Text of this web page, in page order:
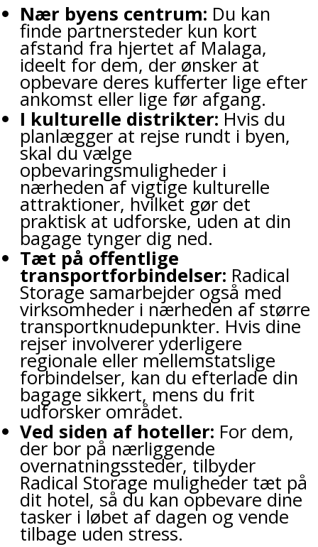
Nær byens centrum: Du kan
finde partnersteder kun kort
afstand fra hjertet af Malaga,
ideelt for dem, der ønsker at
opbevare deres kufferter lige efter
ankomst eller lige før afgang.
I kulturelle distrikter: Hvis du
planlægger at rejse rundt i byen,
skal du vælge
opbevaringsmuligheder i
nærheden af vigtige kulturelle
attraktioner, hvilket gør det
praktisk at udforske, uden at din
bagage tynger dig ned.
Tæt på offentlige
transportforbindelser: Radical
Storage samarbejder også med
virksomheder i nærheden af større
transportknudepunkter. Hvis dine
rejser involverer yderligere
regionale eller mellemstatslige
forbindelser, kan du efterlade din
bagage sikkert, mens du frit
udforsker området.
Ved siden af hoteller: For dem,
der bor på nærliggende
overnatningssteder, tilbyder
Radical Storage muligheder tæt på
dit hotel, så du kan opbevare dine
tasker i løbet af dagen og vende
tilbage uden stress.